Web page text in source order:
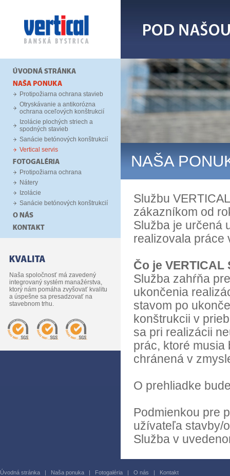
Protipožiarna ochrana stavieb
Otryskávanie a antikorózna
ochrana oceľových konštrukcií
Izolácie plochých striech a
spodných stavieb
Sanácie betónových konštrukcií
Vertical servis
Protipožiarna ochrana
Nátery
Izolácie
Sanácie betónových konštrukcií
Naša spoločnosť má zavedený
integrovaný systém manažérstva,
ktorý nám pomáha zvyšovať kvalitu
a úspešne sa presadzovať na
stavebnom trhu.
NAŠA
Službu
zákazníkom od
Služba je určená
realizovala práce
Čo je VERTICAL
Služba zahŕňa
ukončenia
stavom po
konštrukcii v
sa pri realizácii
prác, ktoré
chránená v
O prehliadke
Podmienkou pre
užívateľa stavby/
Služba v
Úvodná stránka | Naša ponuka | Fotogaléria | O nás | Kontakt